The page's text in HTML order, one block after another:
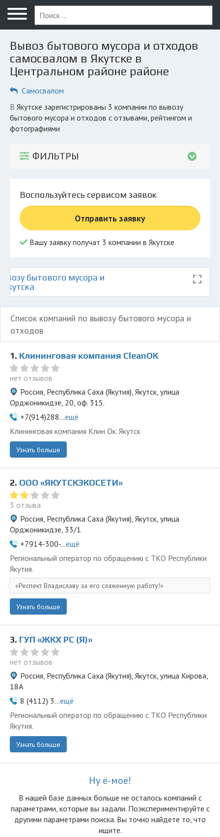
Меню
Главная
Вопрос юристу
Якутск
ПОЛЬЗОВАТЕЛЯМ
Компании
Экоблог
Личный кабинет
Вывоз бытового мусора и отходов
самосвалом в Якутске в
Центральном районе районе
Самосвалом
в Якутске зарегистрированы 3 компании по вывозу
бытового мусора и отходов с отзывами, рейтингом и
фотографиями
ФИЛЬТРЫ
Воспользуйтесь сервисом заявок
Отправить заявку
Вашу заявку получат 3 компании в Якутске
бытового мусора и
Список компаний по вывозу бытового мусора и
отходов
1. Клининговая компания СleanOK
нет отзывов
Россия, Республика Саха (Якутия), Якутск, улица
Орджоникидзе, 20, оф. 315.
+7(914)288...ещё
Клининговая компания Клин Ок. Якутск
Узнать больше
2. ООО «ЯКУТСКЭКОСЕТИ»
3 отзыва
Россия, Республика Саха (Якутия), Якутск, улица
Орджоникидзе, 33/1
+7914-300-...ещё
Региональный оператор по обращению с ТКО Республики
Якутия.
Респект Владиславу за его слаженную работу!
Узнать больше
3. ГУП «ЖКХ РС (Я)»
нет отзывов
Россия, Республика Саха (Якутия), Якутск, улица Кирова,
18А
8 (4112) 3...ещё
Региональный оператор по обращению с ТКО Республики
Якутия.
Узнать больше
Ну ё-моё!
В нашей базе данных больше не осталоcь компаний с
параметрами, которые вы задали. Поэкспериментируйте с
другими параметрами поиска. Вы точно найдете то, что
ищите.